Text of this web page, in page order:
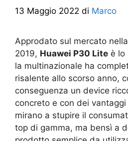
13 Maggio 2022 di Marco
Approdato sul mercato
2019, Huawei P30 Lite è lo
la multinazionale ha
risalente allo scorso anno,
conseguenza un device
concreto e con dei
mirano a stupire il
top di gamma, ma bensì a